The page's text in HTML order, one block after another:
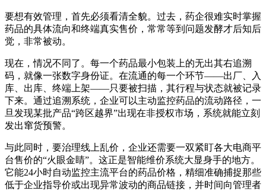
要想有效管理，首先必须看清全貌。过去，药企很难实时掌握
药品的具体流向和终端真实售价，常常等到问题发酵才后知后
觉，非常被动。
现在，情况不同了。每一个药品最小包装上的无出其右追溯
码，就像一张数字身份证。在流通的每一个环节——出厂、入
库、出库、终端上架——只要被扫描，其行程与状态就被记录
下来。通过追溯系统，企业可以主动监控药品的流动路径，一
旦发现某批产品“跨区越界”出现在非授权市场，系统就能立刻
发出窜货预警。
与此同时，要治理线上乱价，企业还需要一双紧盯各大电商平
台售价的“火眼金睛”。这正是智能维价系统大显身手的地方。
它能24小时自动监控主流平台的药品价格，精细准确捕捉那些
低于企业指导价或出现异常波动的商品链接，并时间向管理者